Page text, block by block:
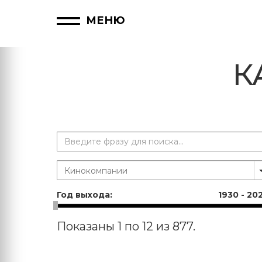
МЕНЮ
Год выхода: 1930 -
Показаны 1 по 12 из 877.